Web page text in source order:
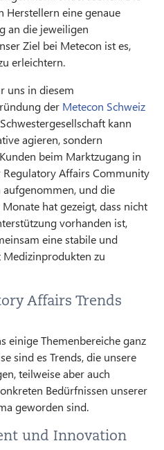
eine genaue
an die jeweiligen
Ziel bei Metecon ist es,
erleichtern.
uns in diesem
der Metecon Schweiz
kann
agieren, sondern
beim Marktzugang in
Affairs Community
aufgenommen, und die
hat gezeigt, dass nicht
vorhanden ist,
eine stabile und
zu
Affairs Trends
einige Themenbereiche ganz
sind es Trends, die unsere
teilweise aber auch
Bedürfnissen unserer
geworden sind.
und Innovation